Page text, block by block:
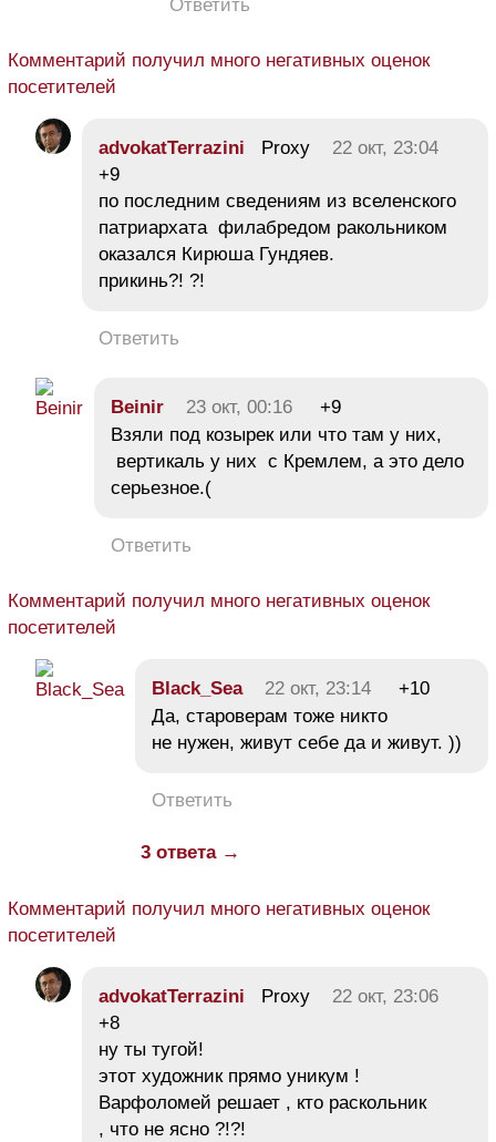
Ответить
Комментарий получил много негативных оценок
посетителей
advokatTerrazini Proxy
22 окт, 23:04
+9
по последним сведениям из вселенского
патриархата филабредом ракольником
оказался Кирюша Гундяев.
прикинь?! ?!
Ответить
Beinir 23 окт, 00:16
+9
Взяли под козырек или что там у них,
вертикаль у них с Кремлем, а это дело
серьезное.(
Ответить
Комментарий получил много негативных оценок
посетителей
Black_Sea 22 окт, 23:14
+10
Да, староверам тоже никто
не нужен, живут себе да и живут. ))
Ответить
3 ответа →
Комментарий получил много негативных оценок
посетителей
advokatTerrazini Proxy
22 окт, 23:06
+8
ну ты тугой!
этот художник прямо уникум !
Варфоломей решает , кто раскольник
, что не ясно ?!?!